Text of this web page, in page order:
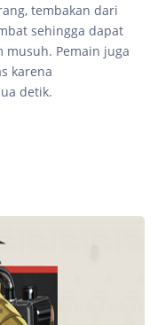
tembakan dari
sehingga dapat
musuh. Pemain juga
karena
detik.